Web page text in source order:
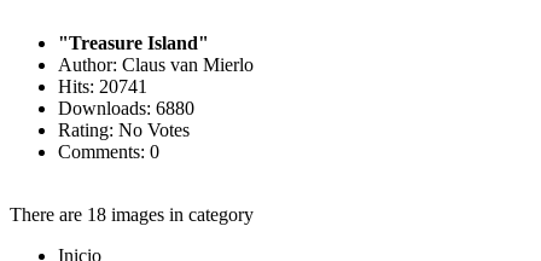
"Treasure Island"
Author: Claus van Mierlo
Hits: 20741
Downloads: 6880
Rating: No Votes
Comments: 0
There are 18 images in category
Inicio